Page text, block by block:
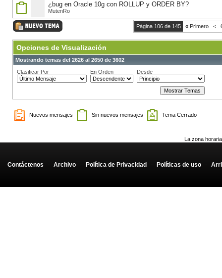
¿bug en Oracle 10g con ROLLUP y ORDER BY?
MutenRo
Página 106 de 145 « Primero <
Opciones de Visualización
Mostrando temas del 2626 al 2650 de 3602
Clasificar Por
En Orden Desde
Nuevos mensajes Sin nuevos mensajes Tema Cerrado
La zona
Contáctenos - Archivo - Política de Privacidad - Políticas de uso -